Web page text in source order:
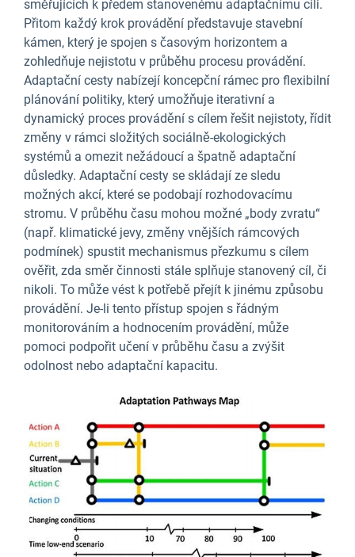
směřujících k předem stanovenému adaptačnímu cíli.
Přitom každý krok provádění představuje stavební
kámen, který je spojen s časovým horizontem a
zohledňuje nejistotu v průběhu procesu provádění.
Adaptační cesty nabízejí koncepční rámec pro flexibilní
plánování politiky, který umožňuje iterativní a
dynamický proces provádění s cílem řešit nejistoty, řídit
změny v rámci složitých sociálně-ekologických
systémů a omezit nežádoucí a špatně adaptační
důsledky. Adaptační cesty se skládají ze sledu
možných akcí, které se podobají rozhodovacímu
stromu. V průběhu času mohou možné „body zvratu“
(např. klimatické jevy, změny vnějších rámcových
podmínek) spustit mechanismus přezkumu s cílem
ověřit, zda směr činnosti stále splňuje stanovený cíl, či
nikoli. To může vést k potřebě přejít k jinému způsobu
provádění. Je-li tento přístup spojen s řádným
monitorováním a hodnocením provádění, může
pomoci podpořit učení v průběhu času a zvýšit
odolnost nebo adaptační kapacitu.